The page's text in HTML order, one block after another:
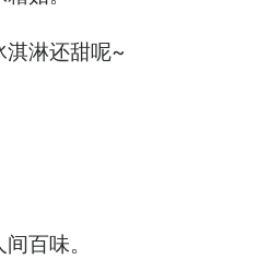
淇淋还甜呢~
百味。